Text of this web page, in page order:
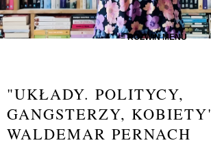
≡ ROZWIŃ MENU
"UKŁADY. POLITYCY,
GANGSTERZY,
WALDEMAR PERNACH